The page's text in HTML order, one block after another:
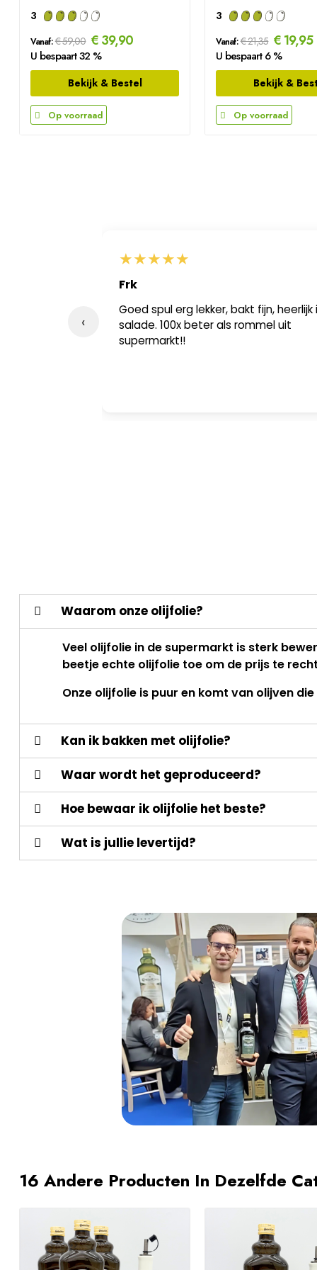
3
Vanaf: € 59,00 € 39,90
U bespaart 32 %
Bekijk & Bestel
Op voorraad
3
Vanaf: € 21,35 € 19,95
U bespaart 6 %
Bekijk &
Op voorraad
‹
★★★★★
Frk
Goed spul erg lekker, bakt fijn, heerlijk
salade. 100x beter als rommel uit
supermarkt!!
Waarom onze olijfolie?
Veel olijfolie in de supermarkt is sterk
beetje echte olijfolie toe om de prijs te
Onze olijfolie is puur en komt van olijven
Kan ik bakken met olijfolie?
Waar wordt het geproduceerd?
Hoe bewaar ik olijfolie het beste?
Wat is jullie levertijd?
16 Andere Producten In Dezelfde